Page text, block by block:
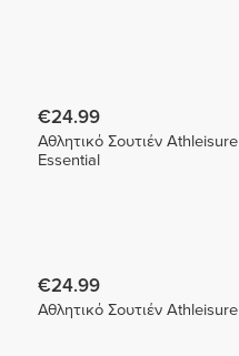
€24.99
Αθλητικό Σουτιέν Athleisure
Essential
€24.99
Αθλητικό Σουτιέν Athleisure